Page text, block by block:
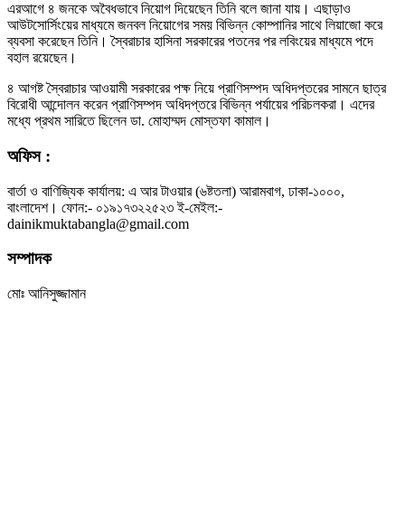
এরআগে ৪ জনকে অবৈধভাবে নিয়োগ দিয়েছেন তিনি বলে জানা যায়। এছাড়াও
আউটসোর্সিংয়ের মাধ্যমে জনবল নিয়োগের সময় বিভিন্ন কোম্পানির সাথে লিয়াজো করে
ব্যবসা করেছেন তিনি। স্বৈরাচার হাসিনা সরকারের পতনের পর লবিংয়ের মাধ্যমে পদে
বহাল রয়েছেন।
৪ আগষ্ট স্বৈরাচার আওয়ামী সরকারের পক্ষ নিয়ে প্রাণিসম্পদ অধিদপ্তরের সামনে ছাত্র
বিরোধী আন্দোলন করেন প্রাণিসম্পদ অধিদপ্তরে বিভিন্ন পর্যায়ের পরিচলকরা। এদের
মধ্যে প্রথম সারিতে ছিলেন ডা. মোহাম্মদ মোস্তফা কামাল।
অফিস :
বার্তা ও বাণিজ্যিক কার্যালয়: এ আর টাওয়ার (৬ষ্টতলা) আরামবাগ, ঢাকা-১০০০,
বাংলাদেশ। ফোন:- ০১৯১৭৩২২৫২৩ ই-মেইল:-
dainikmuktabangla@gmail.com
সম্পাদক
মোঃ আনিসুজ্জামান